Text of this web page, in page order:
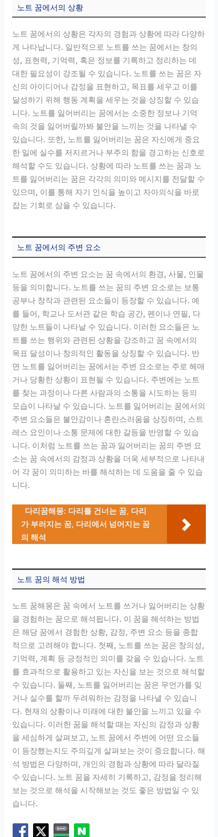
노트 꿈에서의 상황
노트 꿈에서의 상황은 각자의 경험과 상황에 따라 다양하
게 나타납니다. 일반적으로 노트를 쓰는 꿈에서는 창의
성, 표현력, 기억력, 혹은 정보를 기록하고 정리하는 데
대한 필요성이 강조될 수 있습니다. 노트를 쓰는 꿈은 자
신의 아이디어나 감정을 표현하고, 목표를 세우고 이를
달성하기 위해 행동 계획을 세우는 것을 상징할 수 있습
니다. 노트를 잃어버리는 꿈에서는 소중한 정보나 기억
속의 것을 잃어버릴까봐 불안을 느끼는 것을 나타낼 수
있습니다. 또한, 노트를 잃어버리는 꿈은 자신에게 중요
한 일에 실수를 저지르거나 부주의 함을 경고하는 신호로
해석할 수도 있습니다. 상황에 따라 노트를 쓰는 꿈과 노
트를 잃어버리는 꿈은 각각의 의미와 메시지를 전달할 수
있으며, 이를 통해 자기 인식을 높이고 자아의식을 바로
잡는 기회로 삼을 수 있습니다.
노트 꿈에서의 주변 요소
노트 꿈에서의 주변 요소는 꿈 속에서의 환경, 사물, 인물
등을 의미합니다. 노트를 쓰는 꿈의 주변 요소로는 보통
공부나 창작과 관련된 요소들이 등장할 수 있습니다. 예
를 들어, 학교나 도서관 같은 학습 공간, 펜이나 연필, 다
양한 노트들이 나타날 수 있습니다. 이러한 요소들은 노
트를 쓰는 행위와 관련된 상황을 강조하고 꿈 속에서의
목표 달성이나 창의적인 활동을 상징할 수 있습니다. 반
면 노트를 잃어버리는 꿈에서는 주변 요소로는 주로 헤매
거나 당황한 상황이 표현될 수 있습니다. 주변에는 노트
를 찾는 과정이나 다른 사람과의 소통을 시도하는 등의
모습이 나타날 수 있습니다. 노트를 잃어버리는 꿈에서의
주변 요소들은 불안감이나 혼란스러움을 상징하며, 스트
레스 요인이나 소통 문제에 대한 갈등을 반영할 수 있습
니다. 이처럼 노트를 쓰는 꿈과 잃어버리는 꿈의 주변 요
소는 꿈 속에서의 감정과 상황을 더욱 세부적으로 나타내
어 각 꿈이 의미하는 바를 해석하는 데 도움을 줄 수 있습
니다.
다리꿈해몽: 다리를 건너는 꿈, 다리
가 부러지는 꿈, 다리에서 넘어지는 꿈
의 해석
노트 꿈의 해석 방법
노트 꿈해몽은 꿈 속에서 노트를 쓰거나 잃어버리는 상황
을 경험하는 꿈으로 해석됩니다. 이 꿈을 해석하는 방법
은 해당 꿈에서 경험한 상황, 감정, 주변 요소 등을 종합
적으로 고려해야 합니다. 첫째, 노트를 쓰는 꿈은 창의성,
기억력, 계획 등 긍정적인 의미를 갖을 수 있습니다. 노트
를 효과적으로 활용하고 있는 자신을 보는 것으로 해석할
수 있습니다. 둘째, 노트를 잃어버리는 꿈은 무언가를 잊
거나 실수를 할까 두려워하는 감정을 나타낼 수 있습니
다. 현재의 상황이나 미래에 대한 불안을 느끼고 있을 수
있습니다. 이러한 꿈을 해석할 때는 자신의 감정과 상황
을 세심하게 살펴보고, 노트 꿈에서 주변에 어떤 요소들
이 등장했는지도 주의깊게 살펴보는 것이 중요합니다. 해
석 방법은 다양하며, 개인의 경험과 상황에 따라 달라질
수 있습니다. 노트 꿈을 자세히 기록하고, 감정을 정리해
보는 것으로 해석을 시작해보는 것도 좋은 방법일 수 있
습니다.